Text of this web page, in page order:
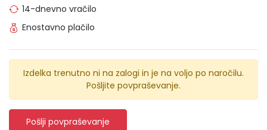
14-dnevno vračilo
Enostavno plačilo
Izdelka trenutno ni na zalogi in je na voljo po naročilu.
Pošljite povpraševanje.
Pošlji povpraševanje